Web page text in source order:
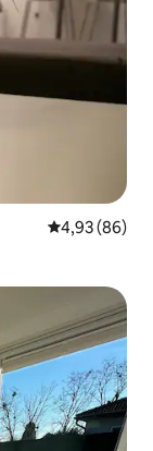
Gemiddelde
4,93 (86)